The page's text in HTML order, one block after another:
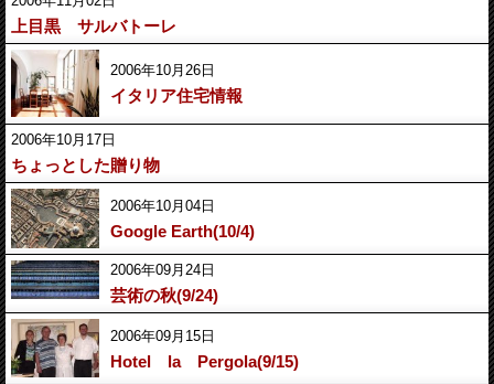
上目黒 サルバトーレ
2006年10月26日
イタリア住宅情報
2006年10月17日
ちょっとした贈り物
2006年10月04日
Google Earth(10/4)
2006年09月24日
芸術の秋(9/24)
2006年09月15日
Hotel la Pergola(9/15)